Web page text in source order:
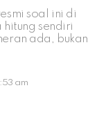
soal ini di
sendiri
ada, bukan
am